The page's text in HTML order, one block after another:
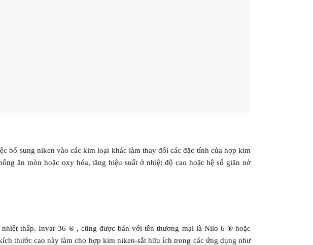
bổ sung niken vào các kim loại khác làm thay đổi các đặc tính của hợp kim
ăn mòn hoặc oxy hóa, tăng hiệu suất ở nhiệt độ cao hoặc hệ số giãn nở
thấp. Invar 36 ® , cũng được bán với tên thương mại là Nilo 6 ® hoặc
thước cao này làm cho hợp kim niken-sắt hữu ích trong các ứng dụng như